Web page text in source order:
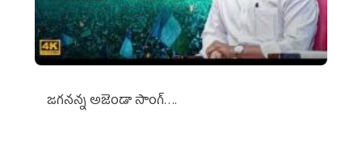
జగనన్న అజెండా సాంగ్….